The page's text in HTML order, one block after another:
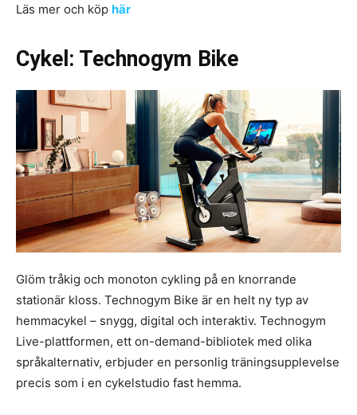
Läs mer och köp här
Cykel: Technogym Bike
Glöm tråkig och monoton cykling på en knorrande
stationär kloss. Technogym Bike är en helt ny typ av
hemmacykel – snygg, digital och interaktiv. Technogym
Live-plattformen, ett on-demand-bibliotek med olika
språkalternativ, erbjuder en personlig träningsupplevelse
precis som i en cykelstudio fast hemma.